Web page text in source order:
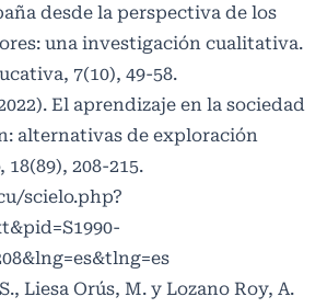
desde la perspectiva de los
una investigación cualitativa.
7(10), 49-58.
El aprendizaje en la sociedad
alternativas de exploración
208-215.
scielo.php?
Liesa Orús, M. y Lozano Roy, A.